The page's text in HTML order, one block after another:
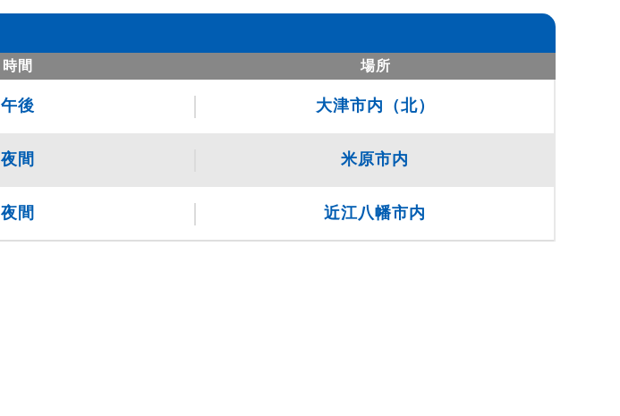
時間 場所
午後 大津市内（北）
夜間 米原市内
夜間 近江八幡市内